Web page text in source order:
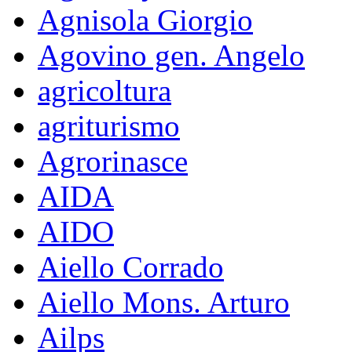
Agnisola Giorgio
Agovino gen. Angelo
agricoltura
agriturismo
Agrorinasce
AIDA
AIDO
Aiello Corrado
Aiello Mons. Arturo
Ailps